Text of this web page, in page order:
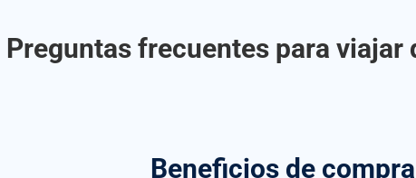
Preguntas frecuentes para viajar
Beneficios de